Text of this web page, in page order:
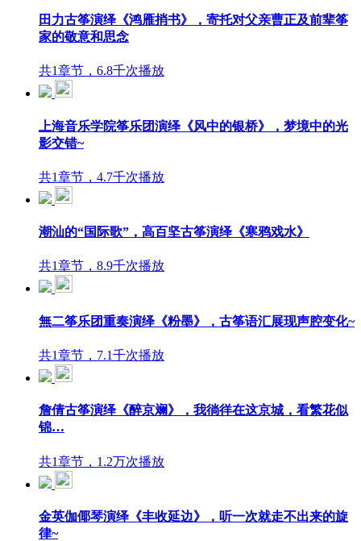
田力古筝演绎《鸿雁捎书》，寄托对父亲曹正及前辈筝
家的敬意和思念
共1章节，6.8千次播放
上海音乐学院筝乐团演绎《风中的银桥》，梦境中的光
影交错~
共1章节，4.7千次播放
潮汕的“国际歌”，高百坚古筝演绎《寒鸦戏水》
共1章节，8.9千次播放
無二筝乐团重奏演绎《粉墨》，古筝语汇展现声腔变化~
共1章节，7.1千次播放
詹倩古筝演绎《醉京斓》，我徜徉在这京城，看繁花似
锦…
共1章节，1.2万次播放
金英伽倻琴演绎《丰收延边》，听一次就走不出来的旋
律~